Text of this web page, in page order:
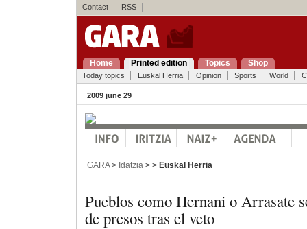
Contact RSS
Home Printed edition Topics Shop
Today topics Euskal Herria Opinion Sports World
2009 june 29
GARA> Idatzia > > Euskal Herria
Pueblos como Hernani o Arrasate
de presos tras el veto